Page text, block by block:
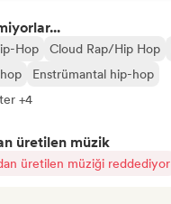
Hop Cloud Rap/Hip Hop
Enstrümantal hip-hop
+4
üretilen müzik
üretilen müziği reddediyor